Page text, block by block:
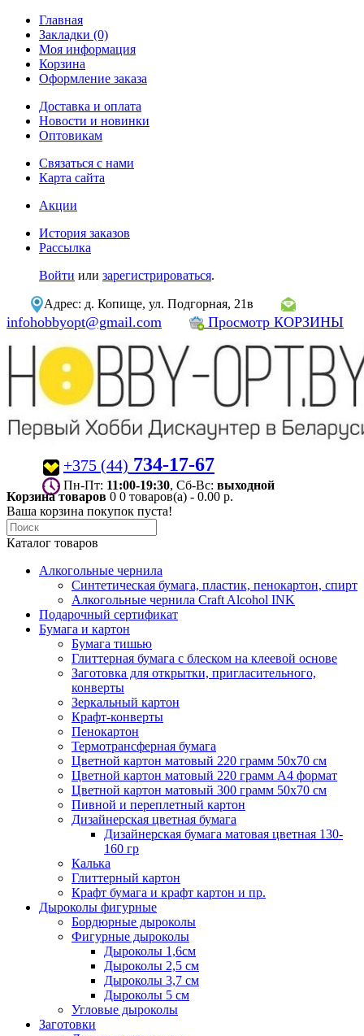
Главная
Закладки (0)
Моя информация
Корзина
Оформление заказа
Доставка и оплата
Новости и новинки
Оптовикам
Связаться с нами
Карта сайта
Акции
История заказов
Рассылка
Войти или зарегистрироваться.
Адрес: д. Копище, ул. Подгорная, 21в
infohobbyopt@gmail.com Просмотр КОРЗИНЫ
+375 (44) 734-17-67
Пн-Пт: 11:00-19:30 , Сб-Вс: выходной
Корзина товаров 0 0 товаров(а) - 0.00 р.
Ваша корзина покупок пуста!
Каталог товаров
Алкогольные чернила
Синтетическая бумага, пластик, пенокартон, спирт
Алкогольные чернила Craft Alcohol INK
Подарочный сертификат
Бумага и картон
Бумага тишью
Глиттерная бумага с блеском на клеевой основе
Заготовка для открытки, пригласительного,
конверты
Зеркальный картон
Крафт-конверты
Пенокартон
Термотрансферная бумага
Цветной картон матовый 220 грамм 50х70 см
Цветной картон матовый 220 грамм A4 формат
Цветной картон матовый 300 грамм 50х70 см
Пивной и переплетный картон
Дизайнерская цветная бумага
Дизайнерская бумага матовая цветная 130-
160 гр
Калька
Глиттерный картон
Крафт бумага и крафт картон и пр.
Дыроколы фигурные
Бордюрные дыроколы
Фигурные дыроколы
Дыроколы 1,6см
Дыроколы 2,5 см
Дыроколы 3,7 см
Дыроколы 5 см
Угловые дыроколы
Заготовки